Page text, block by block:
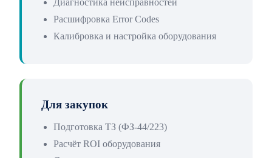
Расшифровка Error Codes
Калибровка и настройка оборудования
Для закупок
Подготовка ТЗ (ФЗ-44/223)
Расчёт ROI оборудования